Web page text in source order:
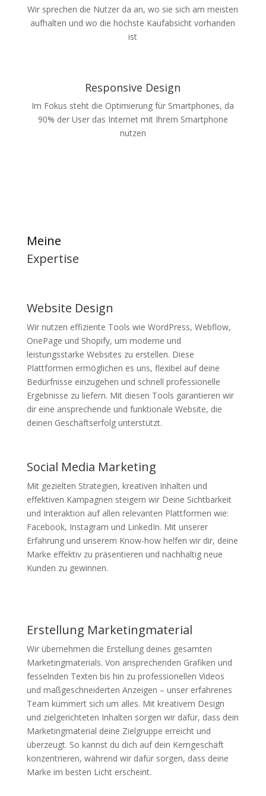
Wir sprechen die Nutzer da an, wo sie sich am meisten
aufhalten und wo die höchste Kaufabsicht vorhanden
ist
Responsive Design
Im Fokus steht die Optimierung für Smartphones, da
90% der User das Internet mit Ihrem Smartphone
nutzen
Meine
Expertise
Website Design
Wir nutzen effiziente Tools wie WordPress, Webflow,
OnePage und Shopify, um moderne und
leistungsstarke Websites zu erstellen. Diese
Plattformen ermöglichen es uns, flexibel auf deine
Bedürfnisse einzugehen und schnell professionelle
Ergebnisse zu liefern. Mit diesen Tools garantieren wir
dir eine ansprechende und funktionale Website, die
deinen Geschäftserfolg unterstützt.
Social Media Marketing
Mit gezielten Strategien, kreativen Inhalten und
effektiven Kampagnen steigern wir Deine Sichtbarkeit
und Interaktion auf allen relevanten Plattformen wie:
Facebook, Instagram und LinkedIn. Mit unserer
Erfahrung und unserem Know-how helfen wir dir, deine
Marke effektiv zu präsentieren und nachhaltig neue
Kunden zu gewinnen.
Erstellung Marketingmaterial
Wir übernehmen die Erstellung deines gesamten
Marketingmaterials. Von ansprechenden Grafiken und
fesselnden Texten bis hin zu professionellen Videos
und maßgeschneiderten Anzeigen – unser erfahrenes
Team kümmert sich um alles. Mit kreativem Design
und zielgerichteten Inhalten sorgen wir dafür, dass dein
Marketingmaterial deine Zielgruppe erreicht und
überzeugt. So kannst du dich auf dein Kerngeschäft
konzentrieren, während wir dafür sorgen, dass deine
Marke im besten Licht erscheint.